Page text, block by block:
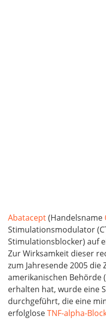
Abatacept(Handelsname
Stimulationsmodulator
Stimulationsblocker) auf
Zur Wirksamkeit dieser
zum Jahresende 2005
amerikanischen Behörde
erhalten hat, wurde eine
durchgeführt, die eine
erfolgloseTNF-alpha-